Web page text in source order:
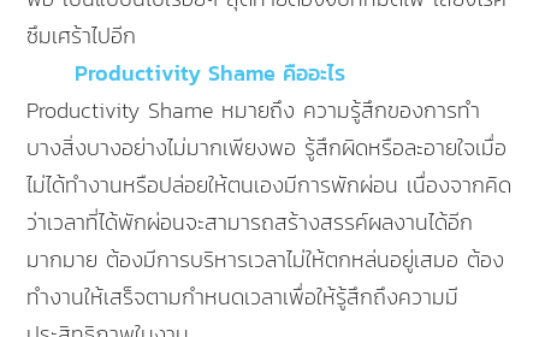
ซึมเศร้าไปอีก
Productivity Shame คืออะไร
Productivity Shame หมายถึง ความรู้สึกของการทำ
บางสิ่งบางอย่างไม่มากเพียงพอ รู้สึกผิดหรือละอายใจเมื่อ
ไม่ได้ทำงานหรือปล่อยให้ตนเองมีการพักผ่อน เนื่องจากคิด
ว่าเวลาที่ได้พักผ่อนจะสามารถสร้างสรรค์ผลงานได้อีก
มากมาย ต้องมีการบริหารเวลาไม่ให้ตกหล่นอยู่เสมอ ต้อง
ทำงานให้เสร็จตามกำหนดเวลาเพื่อให้รู้สึกถึงความมี